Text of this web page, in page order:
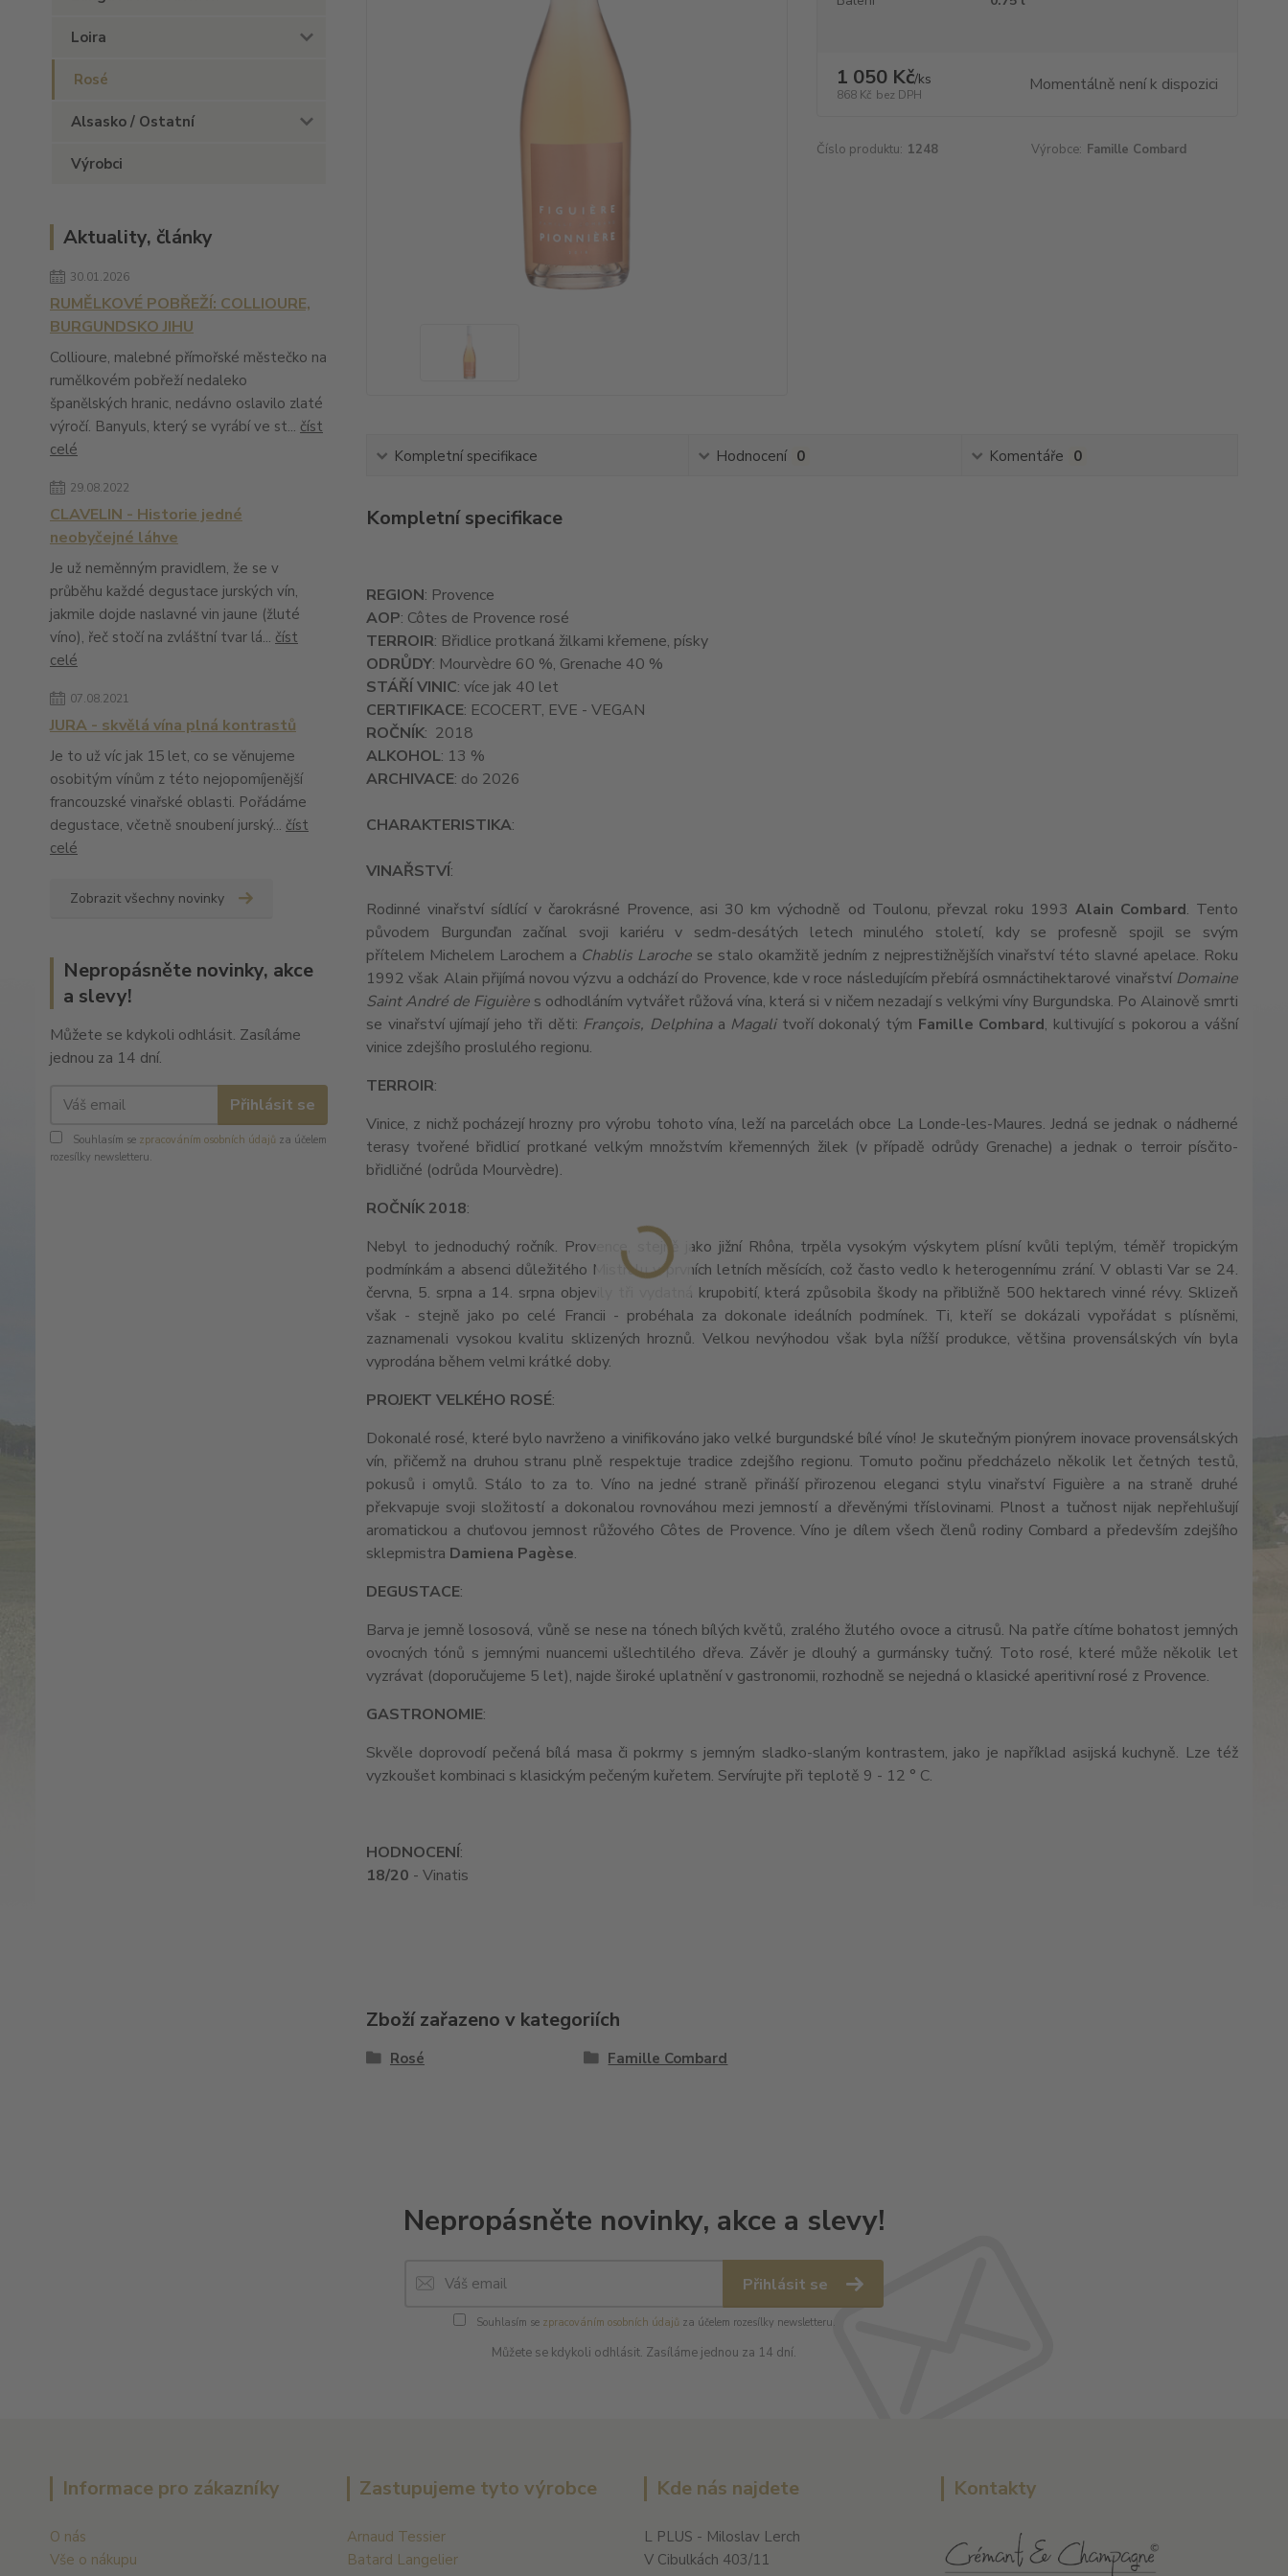
Loira
Rosé
Alsasko / Ostatní
Výrobci
Aktuality, články
30.01.2026
RUMĚLKOVÉ POBŘEŽÍ: COLLIOURE,
BURGUNDSKO JIHU
Collioure, malebné přímořské městečko na
rumělkovém pobřeží nedaleko
španělských hranic, nedávno oslavilo zlaté
výročí. Banyuls, který se vyrábí ve st... číst
celé
29.08.2022
CLAVELIN - Historie jedné
neobyčejné láhve
Je už neměnným pravidlem, že se v
průběhu každé degustace jurských vín,
jakmile dojde naslavné vin jaune (žluté
víno), řeč stočí na zvláštní tvar lá... číst
celé
07.08.2021
JURA - skvělá vína plná kontrastů
Je to už víc jak 15 let, co se věnujeme
osobitým vínům z této nejopomíjenější
francouzské vinařské oblasti. Pořádáme
degustace, včetně snoubení jurský... číst
celé
Zobrazit všechny novinky
Nepropásněte novinky, akce
a slevy!
Můžete se kdykoli odhlásit. Zasíláme
jednou za 14 dní.
Přihlásit se
Souhlasím se zpracováním osobních údajů za účelem
rozesílky newsletteru.
1 050 Kč/ks
868 Kč bez DPH Momentálně není k dispozici
Číslo produktu: 1248 Výrobce: Famille Combard
Kompletní specifikace Hodnocení 0 Komentáře 0
Kompletní specifikace
REGION: Provence
AOP: Côtes de Provence rosé
TERROIR: Břidlice protkaná žilkami křemene, písky
ODRŮDY: Mourvèdre 60 %, Grenache 40 %
STÁŘÍ VINIC: více jak 40 let
CERTIFIKACE: ECOCERT, EVE - VEGAN
ROČNÍK: 2018
ALKOHOL: 13 %
ARCHIVACE: do 2026
CHARAKTERISTIKA:
VINAŘSTVÍ:
Rodinné vinařství sídlící v čarokrásné Provence, asi 30 km východně od Toulonu, převzal roku 1993 Alain Combard. Tento
původem Burgunďan začínal svoji kariéru v sedm-desátých letech minulého století, kdy se profesně spojil se svým
přítelem Michelem Larochem a Chablis Laroche se stalo okamžitě jedním z nejprestižnějších vinařství této slavné apelace. Roku
1992 však Alain přijímá novou výzvu a odchází do Provence, kde v roce následujícím přebírá osmnáctihektarové vinařstvíDomaine
Saint André de Figuière s odhodláním vytvářet růžová vína, která si v ničem nezadají s velkými víny Burgundska. Po Alainově smrti
se vinařství ujímají jeho tři děti: François, Delphinaa Magalitvoří dokonalý tým Famille Combard, kultivující s pokorou a vášní
vinice zdejšího proslulého regionu.
TERROIR:
Vinice, z nichž pocházejí hrozny pro výrobu tohoto vína, leží na parcelách obce La Londe-les-Maures. Jedná se jednak o nádherné
terasy tvořené břidlicí protkané velkým množstvím křemenných žilek (v případě odrůdy Grenache) a jednak o terroir písčito-
břidličné (odrůda Mourvèdre).
ROČNÍK 2018:
Nebyl to jednoduchý ročník. Provence, stejně jako jižní Rhôna, trpěla vysokým výskytem plísní kvůli teplým, téměř tropickým
podmínkám a absenci důležitého Mistralu v prvních letních měsících, což často vedlo k heterogennímu zrání. V oblasti Var se 24.
června, 5. srpna a 14. srpna objevily tři vydatná krupobití, která způsobila škody na přibližně 500 hektarech vinné révy. Sklizeň
však - stejně jako po celé Francii - probéhala za dokonale ideálních podmínek. Ti, kteří se dokázali vypořádat s plísněmi,
zaznamenali vysokou kvalitu sklizených hroznů. Velkou nevýhodou však byla nížší produkce, většina provensálských vín byla
vyprodána během velmi krátké doby.
PROJEKT VELKÉHO ROSÉ:
Dokonalé rosé, které bylo navrženo a vinifikováno jako velké burgundské bílé víno! Je skutečným pionýrem inovace provensálských
vín, přičemž na druhou stranu plně respektuje tradice zdejšího regionu. Tomuto počinu předcházelo několik let četných testů,
pokusů i omylů. Stálo to za to. Víno na jedné straně přináší přirozenou eleganci stylu vinařství Figuière a na straně druhé
překvapuje svoji složitostí a dokonalou rovnováhou mezi jemností a dřevěnými tříslovinami. Plnost a tučnost nijak nepřehlušují
aromatickou a chuťovou jemnost růžového Côtes de Provence. Víno je dílem všech členů rodiny Combard a především zdejšího
sklepmistra Damiena Pagèse.
DEGUSTACE:
Barva je jemně lososová, vůně se nese na tónech bílých květů, zralého žlutého ovoce a citrusů. Na patře cítíme bohatost jemných
ovocných tónů s jemnými nuancemi ušlechtilého dřeva. Závěr je dlouhý a gurmánsky tučný. Toto rosé, které může několik let
vyzrávat (doporučujeme 5 let), najde široké uplatnění v gastronomii, rozhodně se nejedná o klasické aperitivní rosé z Provence.
GASTRONOMIE:
Skvěle doprovodí pečená bílá masa či pokrmy s jemným sladko-slaným kontrastem, jako je například asijská kuchyně. Lze též
vyzkoušet kombinaci s klasickým pečeným kuřetem. Servírujte při teplotě 9 - 12 ° C.
HODNOCENÍ:
18/20 - Vinatis
Zboží zařazeno v kategoriích
Rosé Famille Combard
Nepropásněte novinky, akce a slevy!
Přihlásit se
Souhlasím se zpracováním osobních údajů za účelem rozesílky newsletteru.
Můžete se kdykoli odhlásit. Zasíláme jednou za 14 dní.
Informace pro zákazníky
O nás
Vše o nákupu
Zastupujeme tyto výrobce
Arnaud Tessier
Batard Langelier
Kde nás najdete
L PLUS - Miloslav Lerch
V Cibulkách 403/11
Kontakty